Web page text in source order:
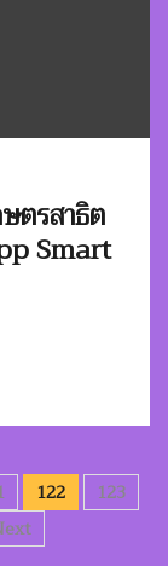
ตรสาธิต
Smart
122
123